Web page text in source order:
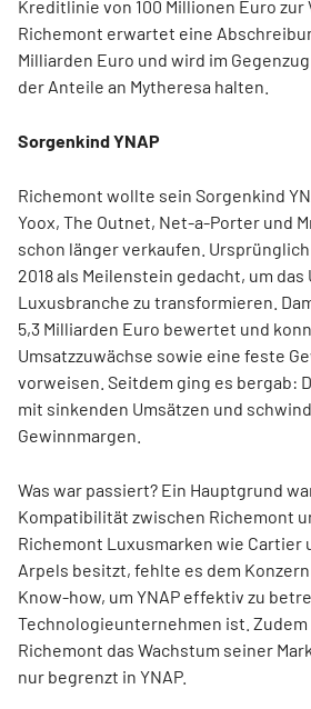
Kreditlinie von 100 Millionen Euro zur
Richemont erwartet eine
Milliarden Euro und wird im
der Anteile an Mytheresa halten.
Sorgenkind YNAP
Richemont wollte sein Sorgenkind
Yoox, The Outnet, Net-a-Porter und
schon länger verkaufen.
2018 als Meilenstein gedacht, um
Luxusbranche zu transformieren.
5,3 Milliarden Euro bewertet und
Umsatzzuwächse sowie eine feste
vorweisen. Seitdem ging es bergab:
mit sinkenden Umsätzen und
Gewinnmargen.
Was war passiert? Ein Hauptgrund
Kompatibilität zwischen Richemont
Richemont Luxusmarken wie Cartier
Arpels besitzt, fehlte es dem
Know-how, um YNAP effektiv zu
Technologieunternehmen ist.
Richemont das Wachstum seiner
nur begrenzt in YNAP.